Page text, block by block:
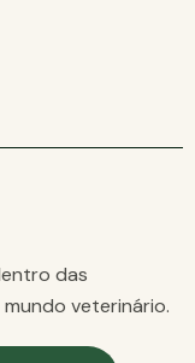
das
veterinário.